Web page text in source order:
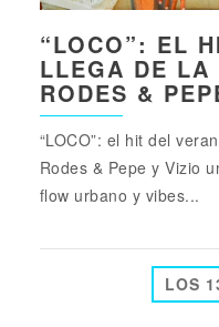
“LOCO”: EL
LLEGA DE LA
RODES &
“LOCO”: el hit del
Rodes & Pepe y Vizio
flow urbano y vibes...
LOS